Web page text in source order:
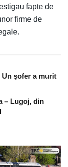
fapte de
firme de
şofer a murit
– Lugoj, din